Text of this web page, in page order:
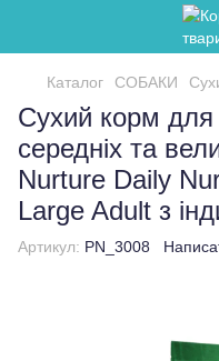
Каталог СОБАКИ
Сухий корм для
середніх та
Nurture Daily
Large Adult з
Артикул: PN_3008